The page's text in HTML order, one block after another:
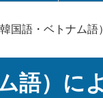
国語・ベトナム語
語）に